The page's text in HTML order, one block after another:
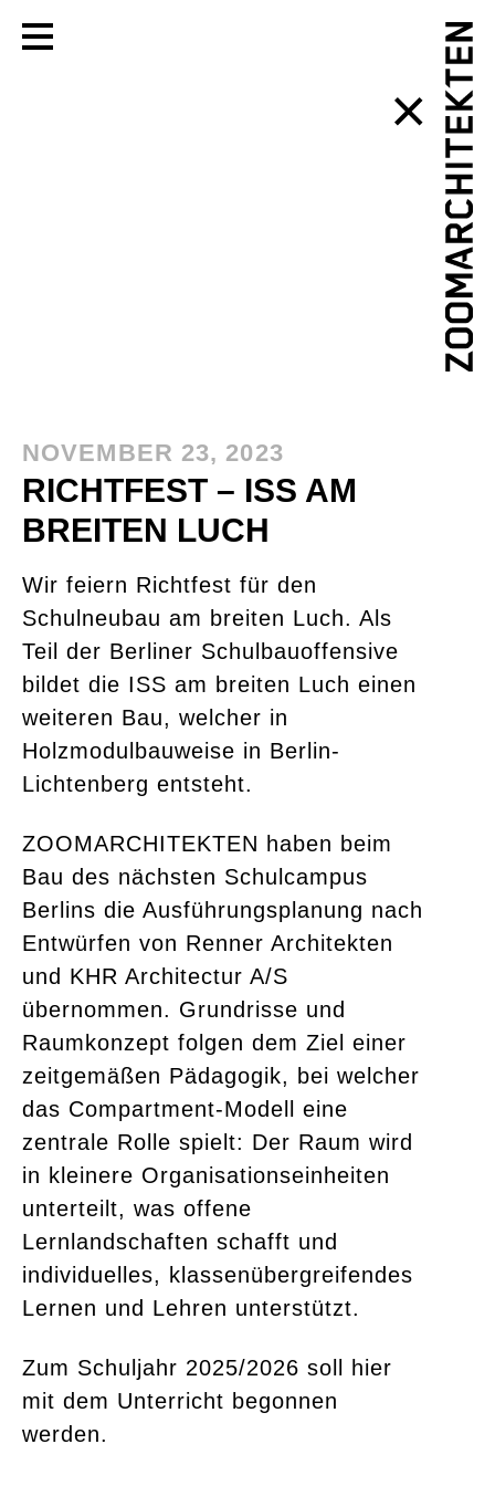
Toggle Menu
NOVEMBER 23, 2023
RICHTFEST – ISS AM
BREITEN LUCH
Wir feiern Richtfest für den
Schulneubau am breiten Luch. Als
Teil der Berliner Schulbauoffensive
bildet die ISS am breiten Luch einen
weiteren Bau, welcher in
Holzmodulbauweise in Berlin-
Lichtenberg entsteht.
ZOOMARCHITEKTEN haben beim
Bau des nächsten Schulcampus
Berlins die Ausführungsplanung nach
Entwürfen von Renner Architekten
und KHR Architectur A/S
übernommen. Grundrisse und
Raumkonzept folgen dem Ziel einer
zeitgemäßen Pädagogik, bei welcher
das Compartment-Modell eine
zentrale Rolle spielt: Der Raum wird
in kleinere Organisationseinheiten
unterteilt, was offene
Lernlandschaften schafft und
individuelles, klassenübergreifendes
Lernen und Lehren unterstützt.
Zum Schuljahr 2025/2026 soll hier
mit dem Unterricht begonnen
werden.